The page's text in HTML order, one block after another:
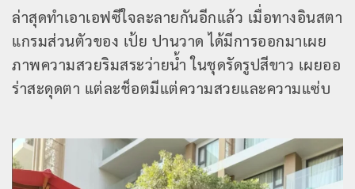
ล่าสุดทำเอาเอฟซีใจละลายกันอีกแล้ว เมื่อทางอินสตา
แกรมส่วนตัวของ เป้ย ปานวาด ได้มีการออกมาเผย
ภาพความสวยริมสระว่ายน้ำ ในชุดรัดรูปสีขาว เผยออ
ร่าสะดุดตา แต่ละช็อตมีแต่ความสวยและความแซ่บ